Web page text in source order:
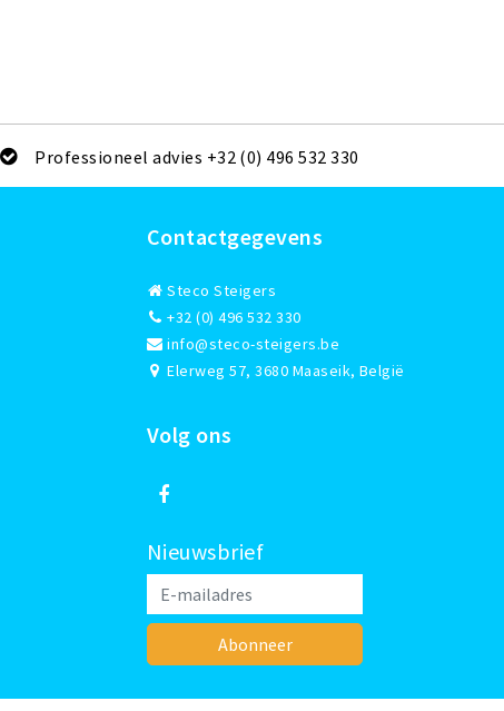
Professioneel advies +32 (0) 496 532 330
Contactgegevens
Steco Steigers
+32 (0) 496 532 330
info@steco-steigers.be
Elerweg 57, 3680 Maaseik, België
Volg ons
Nieuwsbrief
Abonneer